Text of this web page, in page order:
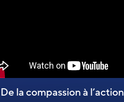
De la compassion à l’action